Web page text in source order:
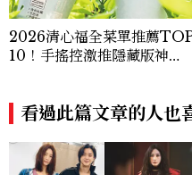
2026清心福全菜單推薦
10！手搖控激推隱藏版神
看過此篇文章的人也